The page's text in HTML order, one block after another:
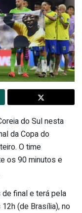
do Sul nesta
da Copa do
O time
os 90 minutos e
final e terá pela
(de Brasília), no